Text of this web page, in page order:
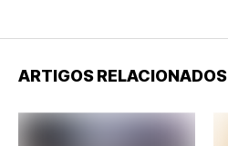
ARTIGOS RELACIONADOS